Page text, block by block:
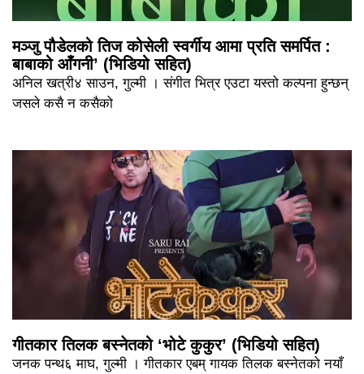
मञ्जु पौडेलको तिज कोसेली स्वर्गीय आमा प्रति समर्पित :
बाबाको आँगनी’ (भिडियो सहित)
अनिल खत्री४ साउन, गुल्मी । संगीत भित्र एउटा यस्तो कल्पना हुन्छन्
जसले कसै न कसैको
गीतकार तिलक बस्नेतको ‘भोटे कुकुर’ (भिडियो सहित)
जनक पन्थ६ माघ, गुल्मी । गीतकार एबम् गायक तिलक बस्नेतको नयाँ